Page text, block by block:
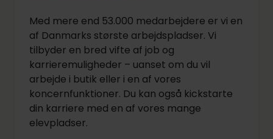
Med mere end 53.000 medarbejdere er vi en
af Danmarks største arbejdspladser. Vi
tilbyder en bred vifte af job og
karrieremuligheder – uanset om du vil
arbejde i butik eller i en af vores
koncernfunktioner. Du kan også kickstarte
din karriere med en af vores mange
elevpladser.